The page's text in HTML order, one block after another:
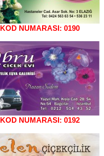
KOD NUMARASI: 0190
KOD NUMARASI: 0192